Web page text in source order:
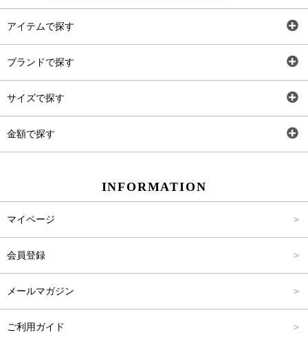
アイテムで探す
ブランドで探す
サイズで探す
金額で探す
2,001円～4,000円
INFORMATION
マイページ
会員登録
メールマガジン
ご利用ガイド